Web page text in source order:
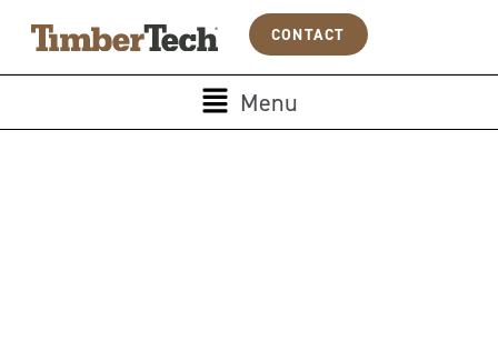
CONTACT
Main
Menu
Menu